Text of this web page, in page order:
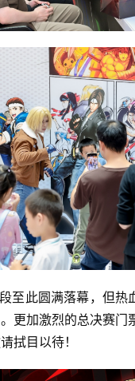
至此圆满落幕，但热
更加激烈的总决赛门
拭目以待！